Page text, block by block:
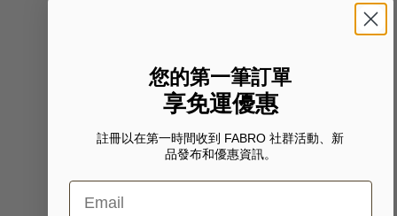
您的第一筆訂單
享免運優惠
註冊以在第一時間收到 FABRO 社群活動、新
品發布和優惠資訊。
Email